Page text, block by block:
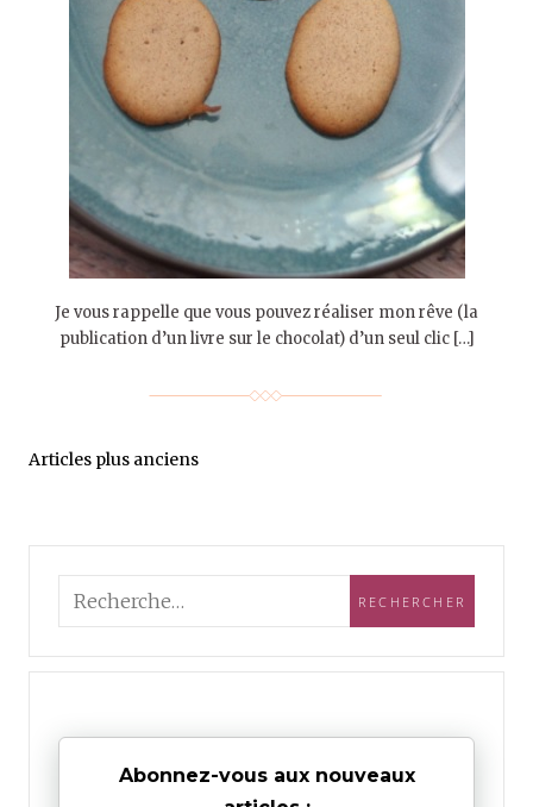
Je vous rappelle que vous pouvez réaliser mon rêve (la
publication d’un livre sur le chocolat) d’un seul clic […]
Articles plus anciens
Abonnez-vous aux nouveaux